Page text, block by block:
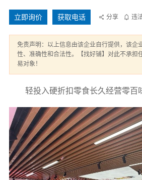
立即询价 获取电话 分享 违
免责声明：以上信息由该企业自行提供，该企
性、准确性和合法性。【找好铺】对此不承担
易对象！
轻投入硬折扣零食长久经营零百